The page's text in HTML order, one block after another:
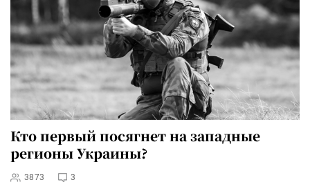
Кто первый посягнет на западные
регионы Украины?
3873 3